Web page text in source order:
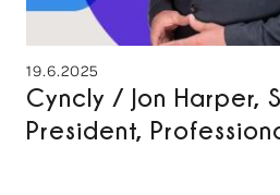
19.6.2025
Cyncly / Jon Harper,
President,